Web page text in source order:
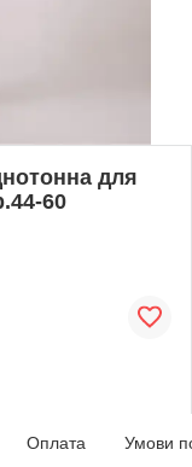
для
60
Оплата Умови